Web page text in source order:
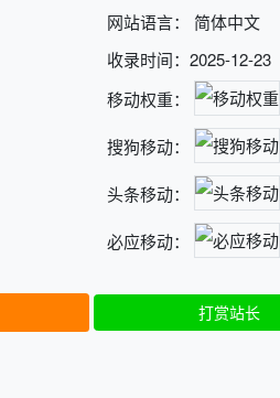
网站语言： 简体中文
收录时间：2025-12-23
移动权重：
搜狗移动：
头条移动：
必应移动：
打赏站长